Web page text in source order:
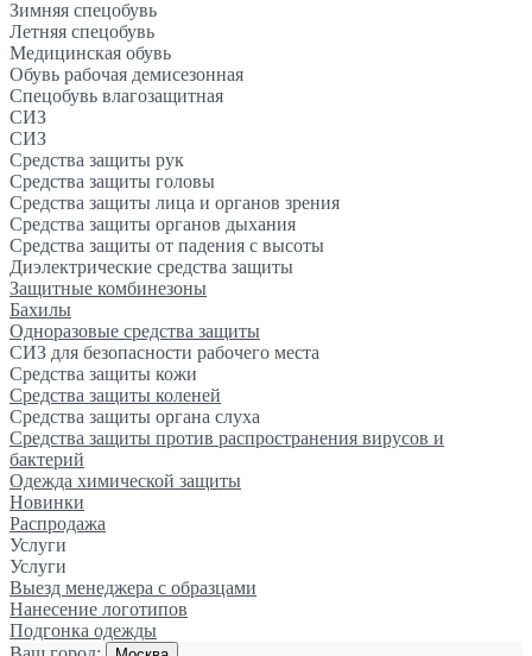
Зимняя спецобувь
Летняя спецобувь
Медицинская обувь
Обувь рабочая демисезонная
Спецобувь влагозащитная
СИЗ
СИЗ
Средства защиты рук
Средства защиты головы
Средства защиты лица и органов зрения
Средства защиты органов дыхания
Средства защиты от падения с высоты
Диэлектрические средства защиты
Защитные комбинезоны
Бахилы
Одноразовые средства защиты
СИЗ для безопасности рабочего места
Средства защиты кожи
Средства защиты коленей
Средства защиты органа слуха
Средства защиты против распространения вирусов и
бактерий
Одежда химической защиты
Новинки
Распродажа
Услуги
Услуги
Выезд менеджера с образцами
Нанесение логотипов
Подгонка одежды